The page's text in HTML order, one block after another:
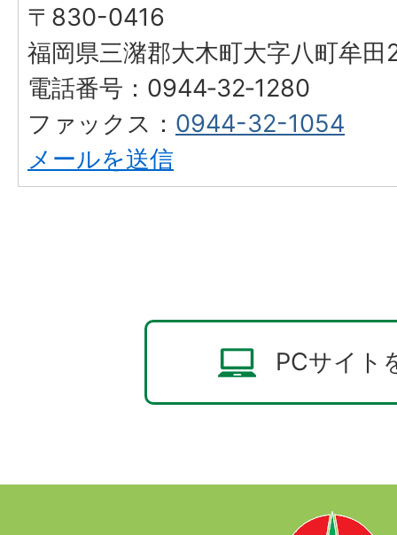
〒830-0416
福岡県三潴郡大木町大字八町牟
電話番号：0944‐32‐1280
ファックス： 0944-32-1054
メールを送信
PCサイト